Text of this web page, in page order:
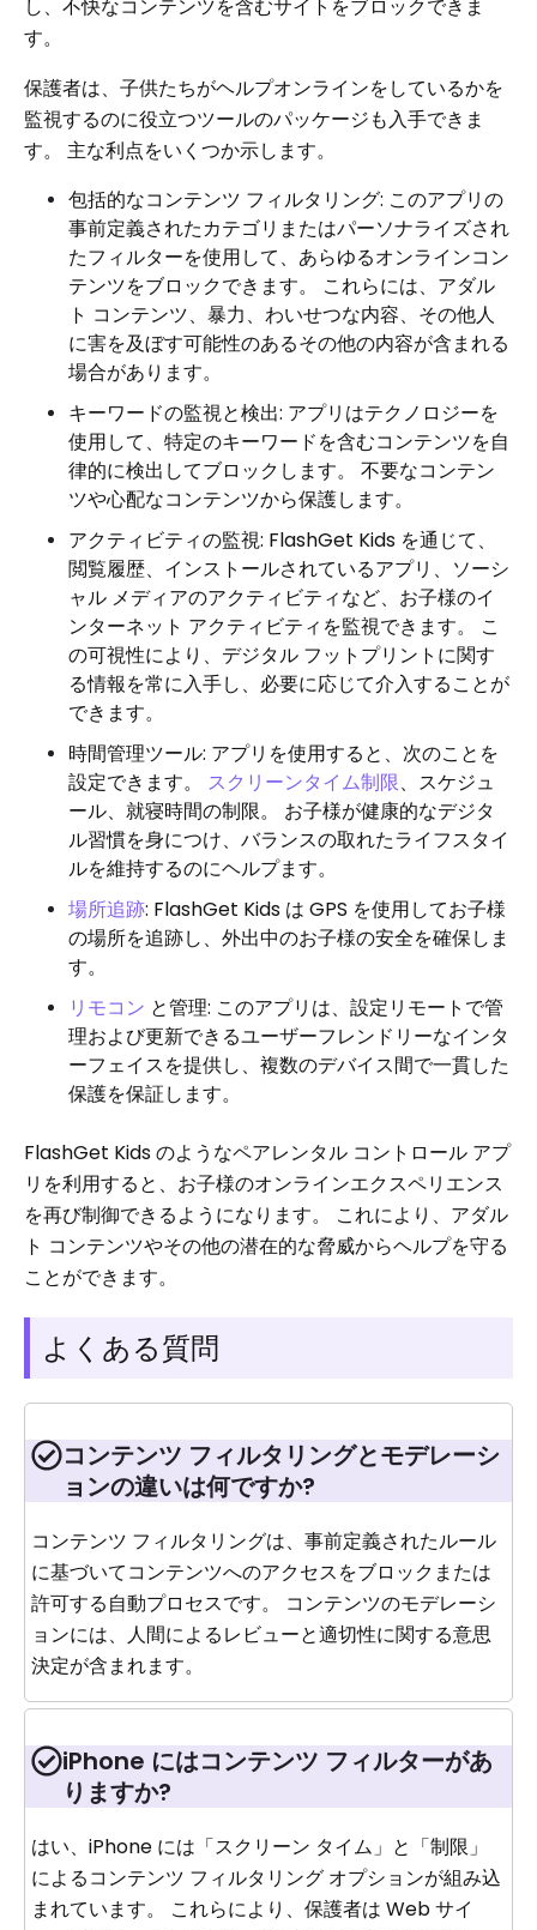
し、不快なコンテンツを含むサイトをブロックできま
す。
保護者は、子供たちがヘルプオンラインをしているかを
監視するのに役立つツールのパッケージも入手できま
す。 主な利点をいくつか示します。
包括的なコンテンツ フィルタリング: このアプリの
事前定義されたカテゴリまたはパーソナライズされ
たフィルターを使用して、あらゆるオンラインコン
テンツをブロックできます。 これらには、アダル
ト コンテンツ、暴力、わいせつな内容、その他人
に害を及ぼす可能性のあるその他の内容が含まれる
場合があります。
キーワードの監視と検出: アプリはテクノロジーを
使用して、特定のキーワードを含むコンテンツを自
律的に検出してブロックします。 不要なコンテン
ツや心配なコンテンツから保護します。
アクティビティの監視: FlashGet Kids を通じて、
閲覧履歴、インストールされているアプリ、ソーシ
ャル メディアのアクティビティなど、お子様のイ
ンターネット アクティビティを監視できます。 こ
の可視性により、デジタル フットプリントに関す
る情報を常に入手し、必要に応じて介入することが
できます。
時間管理ツール: アプリを使用すると、次のことを
設定できます。 スクリーンタイム制限、スケジュ
ール、就寝時間の制限。 お子様が健康的なデジタ
ル習慣を身につけ、バランスの取れたライフスタイ
ルを維持するのにヘルプます。
場所追跡: FlashGet Kids は GPS を使用してお子様
の場所を追跡し、外出中のお子様の安全を確保しま
す。
リモコン と管理: このアプリは、設定リモートで管
理および更新できるユーザーフレンドリーなインタ
ーフェイスを提供し、複数のデバイス間で一貫した
保護を保証します。
FlashGet Kids のようなペアレンタル コントロール アプ
リを利用すると、お子様のオンラインエクスペリエンス
を再び制御できるようになります。 これにより、アダル
ト コンテンツやその他の潜在的な脅威からヘルプを守る
ことができます。
よくある質問
コンテンツ フィルタリングとモデレーシ
ョンの違いは何ですか?
コンテンツ フィルタリングは、事前定義されたルール
に基づいてコンテンツへのアクセスをブロックまたは
許可する自動プロセスです。 コンテンツのモデレーシ
ョンには、人間によるレビューと適切性に関する意思
決定が含まれます。
iPhone にはコンテンツ フィルターがあ
りますか?
はい、iPhone には「スクリーン タイム」と「制限」
によるコンテンツ フィルタリング オプションが組み込
まれています。 これらにより、保護者は Web サイ